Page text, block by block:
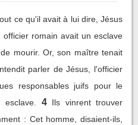
ce qu'il avait à lui dire, Jésus
officier romain avait un esclave
mourir. Or, son maître tenait
parler de Jésus, l'officier
responsables juifs pour le
4 Ils vinrent trouver
: Cet homme, disaient-ils,